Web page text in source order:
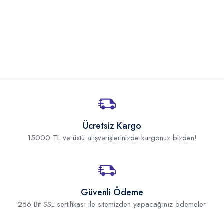
Ücretsiz Kargo
15000 TL ve üstü alışverişlerinizde kargonuz bizden!
Güvenli Ödeme
256 Bit SSL sertifikası ile sitemizden yapacağınız ödemeler